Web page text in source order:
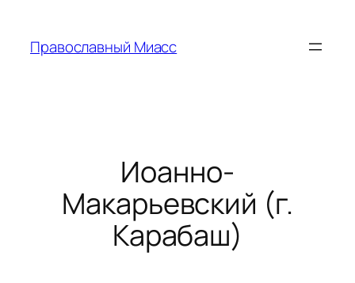
содержимому
Православный Миасс
Иоанно-
Макарьевский (г.
Карабаш)